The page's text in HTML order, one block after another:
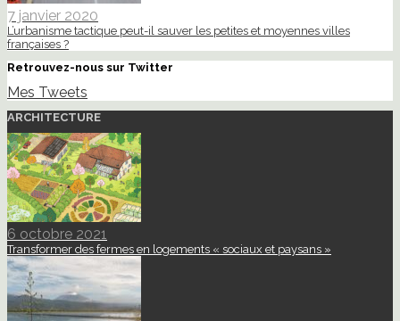
7 janvier 2020
L’urbanisme tactique peut-il sauver les petites et moyennes villes
françaises ?
Retrouvez-nous sur Twitter
Mes Tweets
ARCHITECTURE
6 octobre 2021
Transformer des fermes en logements « sociaux et paysans »